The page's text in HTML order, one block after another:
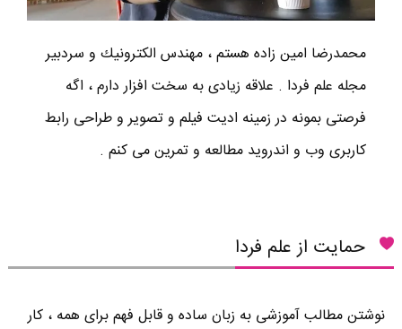
محمدرضا امين زاده هستم ، مهندس الكترونيك و سردبير
مجله علم فردا . علاقه زیادی به سخت افزار دارم ، اگه
فرصتی بمونه در زمینه ادیت فیلم و تصویر و طراحی رابط
کاربری وب و اندروید مطالعه و تمرین می کنم .
حمایت از علم فردا
نوشتن مطالب آموزشی به زبان ساده و قابل فهم برای همه ، کار